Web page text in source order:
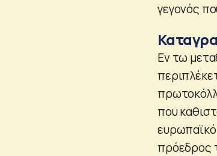
γεγονός
Εν τω
που
πρόεδρος